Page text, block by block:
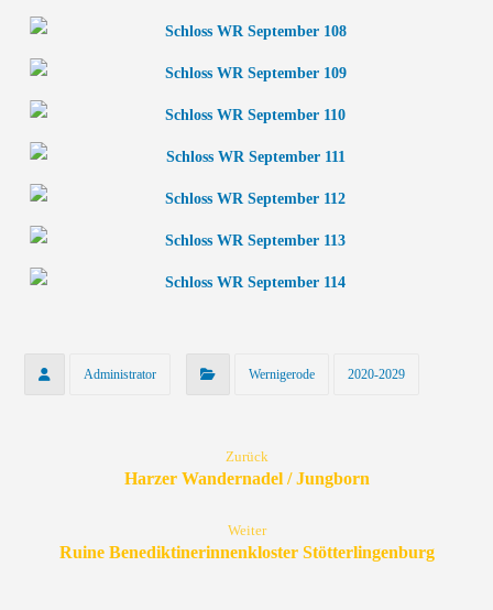
Administrator Wernigerode 2020-2029
Zurück
Harzer Wandernadel / Jungborn
Weiter
Ruine Benediktinerinnenkloster Stötterlingenburg